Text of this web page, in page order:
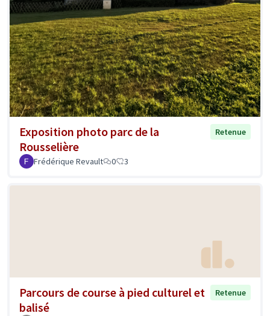
Exposition photo parc de la
Rousselière
Retenue
Frédérique Revault 0 3
Parcours de course à pied culturel et
balisé
Retenue